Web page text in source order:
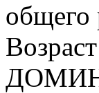
общего